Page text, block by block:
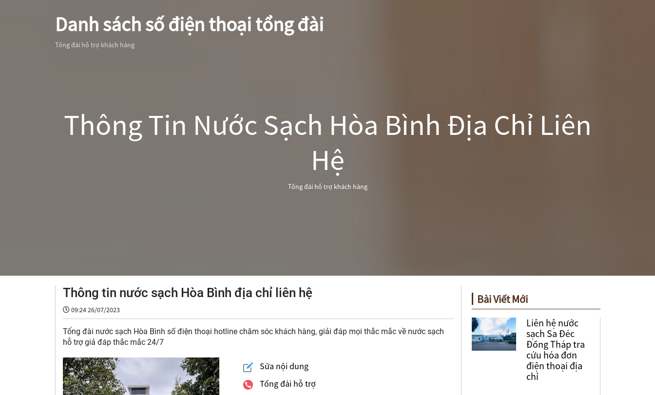
Danh sách số điện thoại tổng đài
Tổng đài hỗ trợ khách hàng
Thông Tin Nước Sạch Hòa Bình Địa Chỉ Liên
Hệ
Tổng đài hỗ trợ khách hàng
Thông tin nước sạch Hòa Bình địa chỉ liên hệ
09:24 26/07/2023
Tổng đài nước sạch Hòa Bình số điện thoại hotline chăm sóc khách hàng, giải đáp mọi thắc mắc về nước sạch
hỗ trợ giả đáp thắc mắc 24/7
Sửa nội dung
Tổng đài hỗ trợ
Bài Viết Mới
Liên hệ nước
sạch Sa Đéc
Đồng Tháp tra
cứu hóa đơn
điện thoại địa
chỉ